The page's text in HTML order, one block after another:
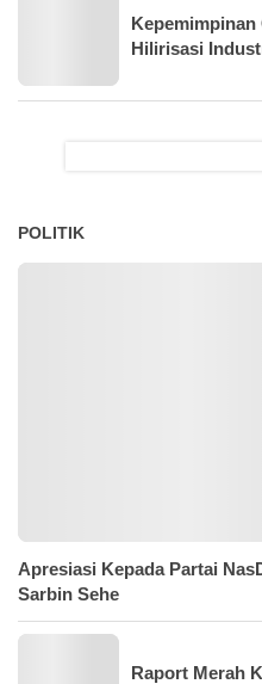
Hilirisasi
POLITIK
Apresiasi Kepada Partai
Sarbin Sehe
Raport Merah